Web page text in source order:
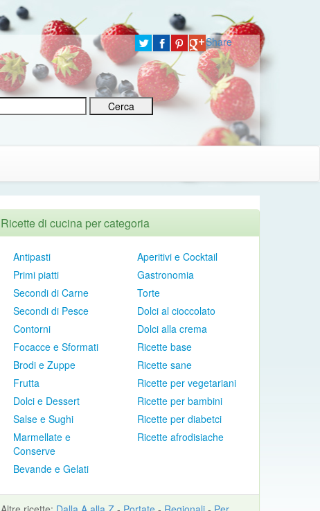
Share
Ricette di cucina per categoria
Antipasti
Primi piatti
Secondi di Carne
Secondi di Pesce
Contorni
Focacce e Sformati
Brodi e Zuppe
Frutta
Dolci e Dessert
Salse e Sughi
Marmellate e
Conserve
Bevande e Gelati
Aperitivi e Cocktail
Gastronomia
Torte
Dolci al cioccolato
Dolci alla crema
Ricette base
Ricette sane
Ricette per vegetariani
Ricette per bambini
Ricette per diabetci
Ricette afrodisiache